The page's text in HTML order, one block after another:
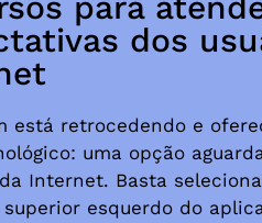
dos
está retrocedendo e
uma opção
Internet. Basta
esquerdo do